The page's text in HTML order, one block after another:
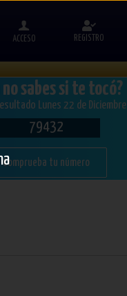
ACCESO REGISTRO
no sabes si te tocó?
Lunes 22 de Diciembre
79432
Comprueba tu número